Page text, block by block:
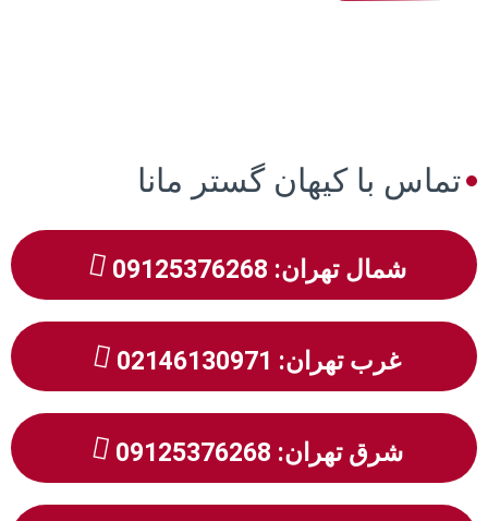
تماس با کیهان گستر مانا
شمال تهران: 09125376268
غرب تهران: 02146130971
شرق تهران: 09125376268